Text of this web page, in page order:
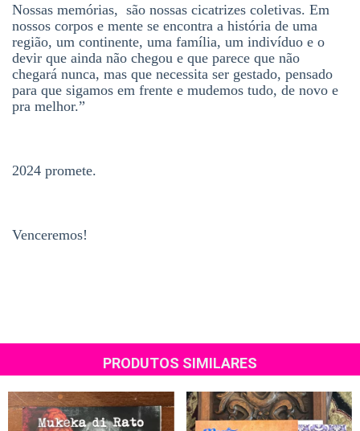
Nossas memórias, são nossas cicatrizes coletivas. Em
nossos corpos e mente se encontra a história de uma
região, um continente, uma família, um indivíduo e o
devir que ainda não chegou e que parece que não
chegará nunca, mas que necessita ser gestado, pensado
para que sigamos em frente e mudemos tudo, de novo e
pra melhor.”
2024 promete.
Venceremos!
PRODUTOS SIMILARES